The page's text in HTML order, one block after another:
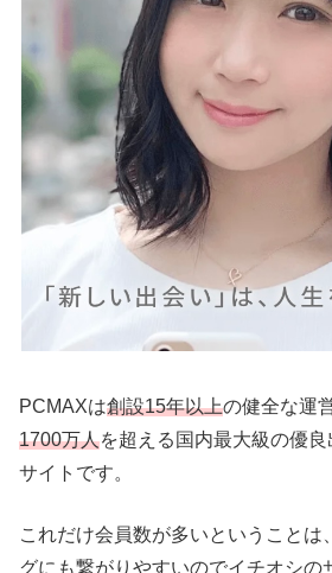
PCMAXは創設15年以上の健全な運
1700万人を超える国内最大級の優
サイトです。
これだけ会員数が多いということは
グにも繋がりやすいのでイチオシの